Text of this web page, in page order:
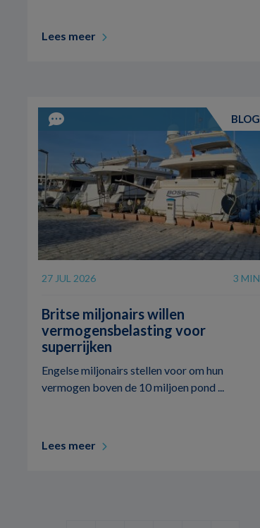
Lees meer
BLOG
27 JUL 2026 3 MIN
Britse miljonairs willen
vermogensbelasting voor
superrijken
Engelse miljonairs stellen voor om hun
vermogen boven de 10 miljoen pond ...
Lees meer